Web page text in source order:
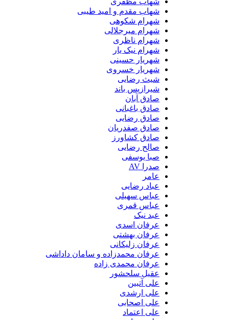
شهاب مقدم و امید طیبی
شهرام شکوهی
شهرام میرجلالی
شهرام ناظری
شهرام نیک یار
شهریار حسینی
شهریار خسروی
شیث رضایی
شیرازیس باند
صادق آبان
صادق باغبانی
صادق رضایی
صادق صفدریان
صادق کشاورز
صالح رضایی
صبا یوسفی
صدرا AV
عامر
عباد رضایی
عباس سهیلی
عباس قمری
عبد نیک
عرفان اسدی
عرفان بهشتی
عرفان زلیکانی
عرفان محمدزاده و سامان داداشی
عرفان محمدی زاده
عقیل سلحشور
علی آتبین
علی ارشدی
علی اصحابی
علی اعتماد